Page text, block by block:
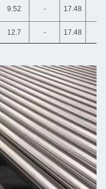
9.52 - 17.48
12.7 - 17.48